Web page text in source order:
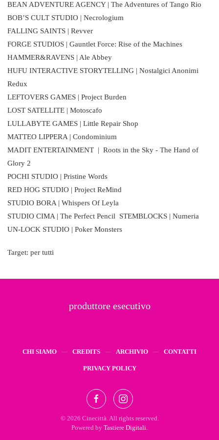
BEAN ADVENTURE AGENCY | The Adventures of Tango Rio
BOB’S CULT STUDIO | Necrologium
FALLING SAINTS | Revver
FORGE STUDIOS | Gauntlet Force: Rise of the Machines
HAMMER&RAVENS | Ale Abbey
HUFU INTERACTIVE STORYTELLING | Nostalgici Anonimi
Redux
LEFTOVERS GAMES | Project Burden
LOST SATELLITE | Motoscafo
LULLABYTE GAMES | Little Repair Shop
MATTEO LIPPERA | Condominium
MADIT ENTERTAINMENT | Roots in the Sky - The Hand of
Glory 2
POCHI STUDIO | Pristine Words
RED HOG STUDIO | Project ReMind
STUDIO BORA | Whispers Of Leyla
STUDIO CIMA | The Perfect Pencil STEMBLOCKS | Numeria
UN-LOCK STUDIO | Poker Monsters
Target: per tutti
produttore esecutivo
CHI SIAMO CREDITS ARCHIVIO CONTATTI
PRIVACY POLICY
© 2026 Cinecittà. All rights reserved.
Powered by Tastiere Digitali.